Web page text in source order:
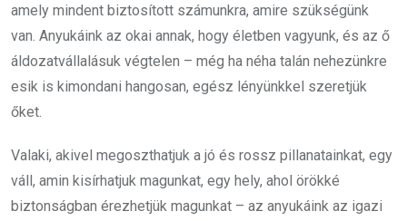
amely mindent biztosított számunkra, amire szükségünk
van. Anyukáink az okai annak, hogy életben vagyunk, és az ő
áldozatvállalásuk végtelen – még ha néha talán nehezünkre
esik is kimondani hangosan, egész lényünkkel szeretjük
őket.
Valaki, akivel megoszthatjuk a jó és rossz pillanatainkat, egy
váll, amin kisírhatjuk magunkat, egy hely, ahol örökké
biztonságban érezhetjük magunkat – az anyukáink az igazi